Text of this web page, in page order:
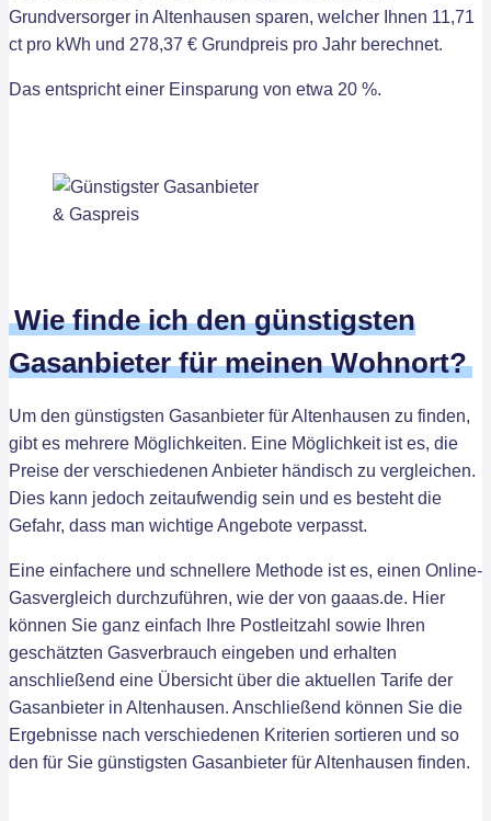
Grundversorger in Altenhausen sparen, welcher Ihnen 11,71
ct pro kWh und 278,37 € Grundpreis pro Jahr berechnet.
Das entspricht einer Einsparung von etwa 20 %.
Wie finde ich den günstigsten
Gasanbieter für meinen Wohnort?
Um den günstigsten Gasanbieter für Altenhausen zu finden,
gibt es mehrere Möglichkeiten. Eine Möglichkeit ist es, die
Preise der verschiedenen Anbieter händisch zu vergleichen.
Dies kann jedoch zeitaufwendig sein und es besteht die
Gefahr, dass man wichtige Angebote verpasst.
Eine einfachere und schnellere Methode ist es, einen Online-
Gasvergleich durchzuführen, wie der von gaaas.de. Hier
können Sie ganz einfach Ihre Postleitzahl sowie Ihren
geschätzten Gasverbrauch eingeben und erhalten
anschließend eine Übersicht über die aktuellen Tarife der
Gasanbieter in Altenhausen. Anschließend können Sie die
Ergebnisse nach verschiedenen Kriterien sortieren und so
den für Sie günstigsten Gasanbieter für Altenhausen finden.